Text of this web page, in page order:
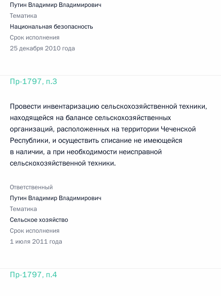
Путин Владимир Владимирович
Тематика
Национальная безопасность
Срок исполнения
25 декабря 2010 года
Пр-1797, п.3
Провести инвентаризацию сельскохозяйственной техники,
находящейся на балансе сельскохозяйственных
организаций, расположенных на территории Чеченской
Республики, и осуществить списание не имеющейся
в наличии, а при необходимости неисправной
сельскохозяйственной техники.
Ответственный
Путин Владимир Владимирович
Тематика
Сельское хозяйство
Срок исполнения
1 июля 2011 года
Пр-1797, п.4